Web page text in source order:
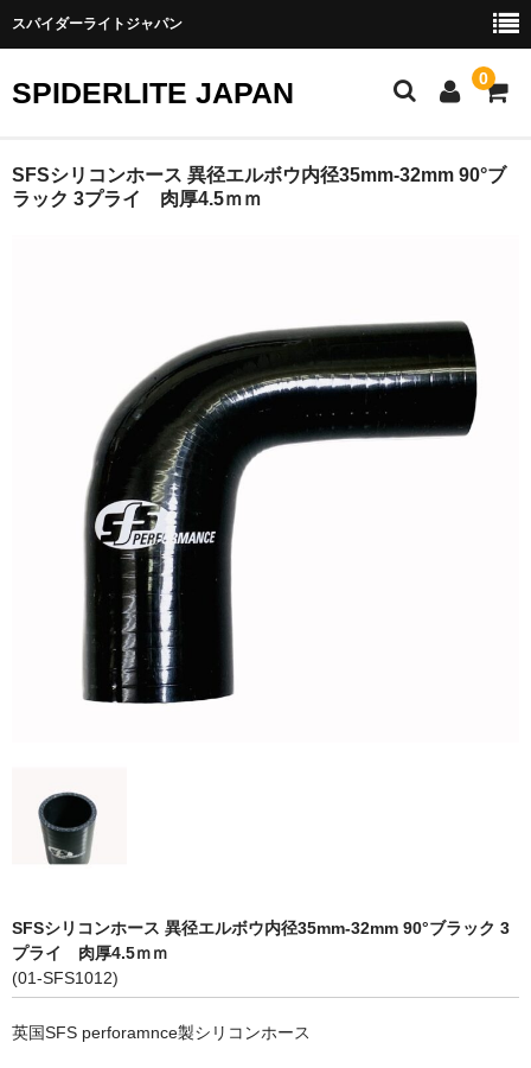
スパイダーライトジャパン
SPIDERLITE JAPAN 0
ホーム
その他雨宮商品
トラスト
ホイルパーツ
FUNK MOTORSPORT
お問い合わせ
Contact form
Sitemap
SFSシリコンホース 異径エルボウ内径35mm-32mm 90°ブ
ラック 3プライ 肉厚4.5ｍｍ
SFSシリコンホース 異径エルボウ内径35mm-32mm 90°ブラック 3
プライ 肉厚4.5ｍｍ
(01-SFS1012)
英国SFS perforamnce製シリコンホース